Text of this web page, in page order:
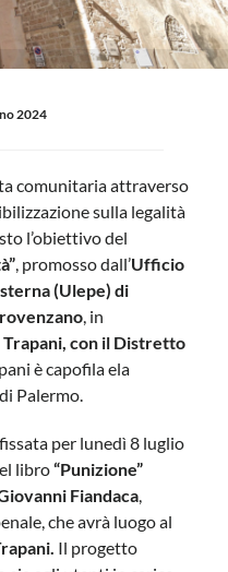
2024
comunitaria attraverso
sulla legalità
l’obiettivo del
, promosso dall’Ufficio
(Ulepe) di
, in
Trapani, con il Distretto
è capofila ela
di Palermo.
per lunedì 8 luglio
libro“Punizione”
Fiandaca,
che avrà luogo al
Il progetto